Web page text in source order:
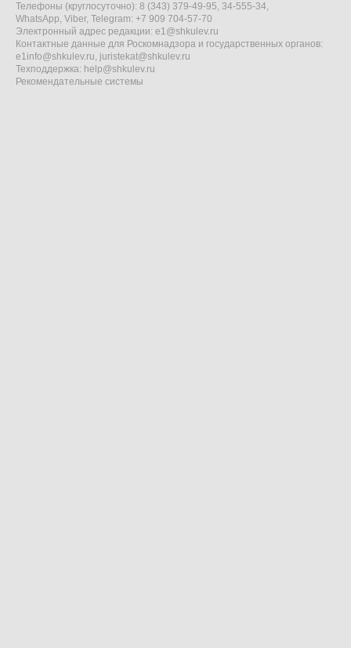
Телефоны (круглосуточно): 8 (343) 379-49-95, 34-555-34,
WhatsApp, Viber, Telegram: +7 909 704-57-70
Электронный адрес редакции: e1@shkulev.ru
Контактные данные для Роскомнадзора и государственных органов:
e1info@shkulev.ru, juristekat@shkulev.ru
Техподдержка: help@shkulev.ru
Рекомендательные системы